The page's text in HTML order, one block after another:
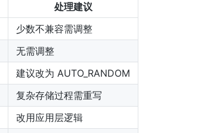
处理建议
少数不兼容需调整
无需调整
建议改为 AUTO_RANDOM
复杂存储过程需重写
改用应用层逻辑